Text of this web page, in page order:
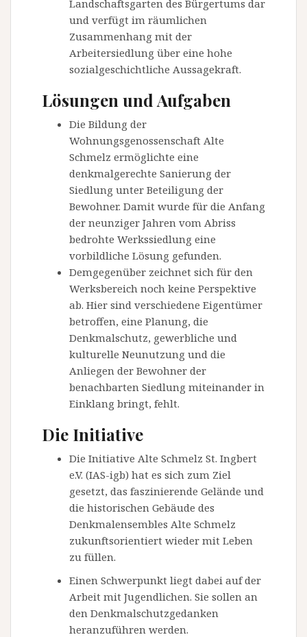
Landschaftsgarten des Bürgertums dar
und verfügt im räumlichen
Zusammenhang mit der
Arbeitersiedlung über eine hohe
sozialgeschichtliche Aussagekraft.
Lösungen und Aufgaben
Die Bildung der
Wohnungsgenossenschaft Alte
Schmelz ermöglichte eine
denkmalgerechte Sanierung der
Siedlung unter Beteiligung der
Bewohner. Damit wurde für die Anfang
der neunziger Jahren vom Abriss
bedrohte Werkssiedlung eine
vorbildliche Lösung gefunden.
Demgegenüber zeichnet sich für den
Werksbereich noch keine Perspektive
ab. Hier sind verschiedene Eigentümer
betroffen, eine Planung, die
Denkmalschutz, gewerbliche und
kulturelle Neunutzung und die
Anliegen der Bewohner der
benachbarten Siedlung miteinander in
Einklang bringt, fehlt.
Die Initiative
Die Initiative Alte Schmelz St. Ingbert
e.V. (IAS-igb) hat es sich zum Ziel
gesetzt, das faszinierende Gelände und
die historischen Gebäude des
Denkmalensembles Alte Schmelz
zukunftsorientiert wieder mit Leben
zu füllen.
Einen Schwerpunkt liegt dabei auf der
Arbeit mit Jugendlichen. Sie sollen an
den Denkmalschutzgedanken
heranzuführen werden.